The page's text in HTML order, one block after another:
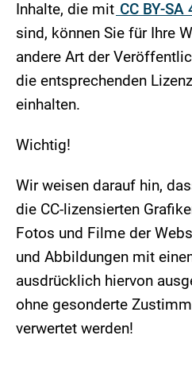
Inhalte, die mit CC BY-SA
sind, können Sie für Ihre
andere Art der
die entsprechenden
einhalten.
Wichtig!
Wir weisen darauf hin,
die CC-lizensierten
Fotos und Filme der
und Abbildungen mit
ausdrücklich hiervon
ohne gesonderte
verwertet werden!